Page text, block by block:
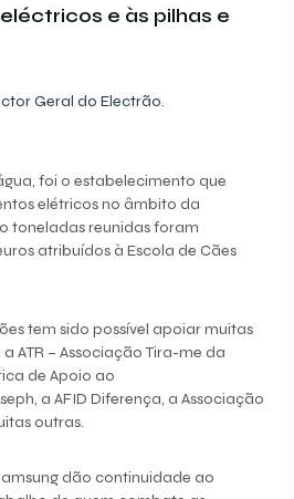
e às pilhas e
Geral do Electrão.
foi o estabelecimento que
elétricos no âmbito da
toneladas reunidas foram
atribuídos à Escola de Cães
tem sido possível apoiar muitas
ATR – Associação Tira-me da
de Apoio ao
a AFID Diferença, a Associação
outras.
dão continuidade ao